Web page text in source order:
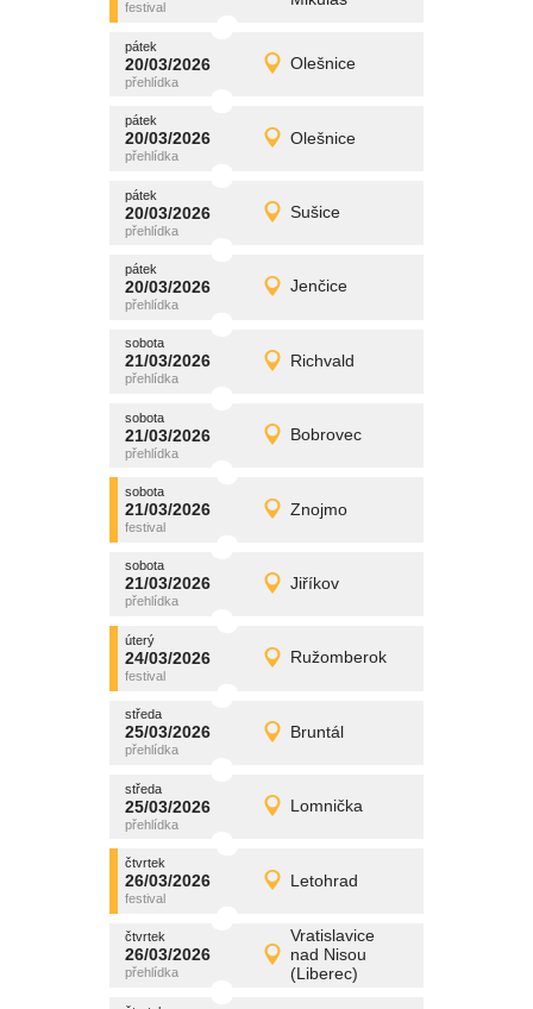
pátek
pátek
20/03/2026 Olešnice
pátek
20/03/2026 Detail
promítání
pátek
20/03/2026 Olešnice
pátek
20/03/2026 Detail
promítání
pátek
20/03/2026 Sušice
pátek
20/03/2026 Detail
promítání
pátek
20/03/2026 Jenčice
pátek
20/03/2026 Detail
promítání
sobota
21/03/2026 Richvald
sobota
21/03/2026 Detail
promítání
sobota
21/03/2026 Bobrovec
sobota
21/03/2026 Detail
promítání
sobota
21/03/2026 Znojmo
sobota
21/03/2026 Detail
promítání
sobota
21/03/2026 Jiříkov
sobota
21/03/2026 Detail
promítání
úterý
24/03/2026 Ružomberok
úterý
24/03/2026 Detail
promítání
středa
25/03/2026 Bruntál
středa
25/03/2026 Detail
promítání
středa
25/03/2026 Lomnička
středa
25/03/2026 Detail
promítání
čtvrtek
26/03/2026 Letohrad
čtvrtek
26/03/2026 Detail
promítání
čtvrtek
26/03/2026
Vratislavice
nad Nisou
(Liberec)
čtvrtek
26/03/2026 Detail
promítání